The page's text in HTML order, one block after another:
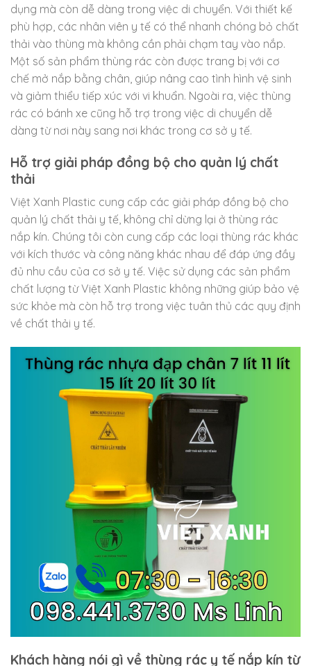
dụng mà còn dễ dàng trong việc di chuyển. Với thiết kế
phù hợp, các nhân viên y tế có thể nhanh chóng bỏ chất
thải vào thùng mà không cần phải chạm tay vào nắp.
Một số sản phẩm thùng rác còn được trang bị với cơ
chế mở nắp bằng chân, giúp nâng cao tình hình vệ sinh
và giảm thiểu tiếp xúc với vi khuẩn. Ngoài ra, việc thùng
rác có bánh xe cũng hỗ trợ trong việc di chuyển dễ
dàng từ nơi này sang nơi khác trong cơ sở y tế.
Hỗ trợ giải pháp đồng bộ cho quản lý chất
thải
Việt Xanh Plastic cung cấp các giải pháp đồng bộ cho
quản lý chất thải y tế, không chỉ dừng lại ở thùng rác
nắp kín. Chúng tôi còn cung cấp các loại thùng rác khác
với kích thước và công năng khác nhau để đáp ứng đầy
đủ nhu cầu của cơ sở y tế. Việc sử dụng các sản phẩm
chất lượng từ Việt Xanh Plastic không những giúp bảo vệ
sức khỏe mà còn hỗ trợ trong việc tuân thủ các quy định
về chất thải y tế.
Khách hàng nói gì về thùng rác y tế nắp kín từ